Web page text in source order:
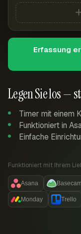
Legen Sie los —
Timer mit einem
Funktioniert in
Einfache
Funktioniert mit Ihrem
Asana
Monday Trello
Erfassung